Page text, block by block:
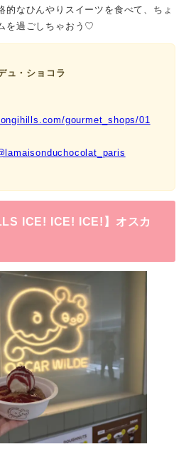
的なひんやりスイーツを食べて、ちょ
を過ごしちゃおう♡
ュ・ショコラ
gourmet_shops/01
ICE! ICE! ICE!】オスカ